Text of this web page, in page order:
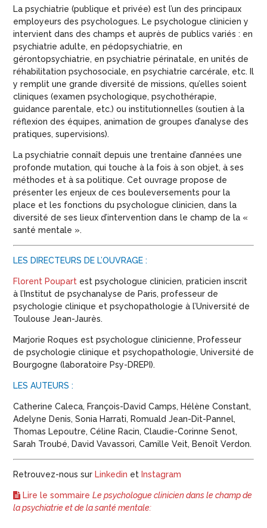
La psychiatrie (publique et privée) est l’un des principaux
employeurs des psychologues. Le psychologue clinicien y
intervient dans des champs et auprès de publics variés : en
psychiatrie adulte, en pédopsychiatrie, en
gérontopsychiatrie, en psychiatrie périnatale, en unités de
réhabilitation psychosociale, en psychiatrie carcérale, etc. Il
y remplit une grande diversité de missions, qu’elles soient
cliniques (examen psychologique, psychothérapie,
guidance parentale, etc.) ou institutionnelles (soutien à la
réflexion des équipes, animation de groupes d’analyse des
pratiques, supervisions).
La psychiatrie connaît depuis une trentaine d’années une
profonde mutation, qui touche à la fois à son objet, à ses
méthodes et à sa politique. Cet ouvrage propose de
présenter les enjeux de ces bouleversements pour la
place et les fonctions du psychologue clinicien, dans la
diversité de ses lieux d’intervention dans le champ de la «
santé mentale ».
LES DIRECTEURS DE L’OUVRAGE :
Florent Poupart est psychologue clinicien, praticien inscrit
à l’Institut de psychanalyse de Paris, professeur de
psychologie clinique et psychopathologie à l’Université de
Toulouse Jean-Jaurès.
Marjorie Roques est psychologue clinicienne, Professeur
de psychologie clinique et psychopathologie, Université de
Bourgogne (laboratoire Psy-DREPI).
LES AUTEURS :
Catherine Caleca, François-David Camps, Hélène Constant,
Adelyne Denis, Sonia Harrati, Romuald Jean-Dit-Pannel,
Thomas Lepoutre, Céline Racin, Claudie-Corinne Senot,
Sarah Troubé, David Vavassori, Camille Veit, Benoît Verdon.
Retrouvez-nous sur Linkedin et Instagram
Lire le sommaire Le psychologue clinicien dans le champ de
la psychiatrie et de la santé mentale: